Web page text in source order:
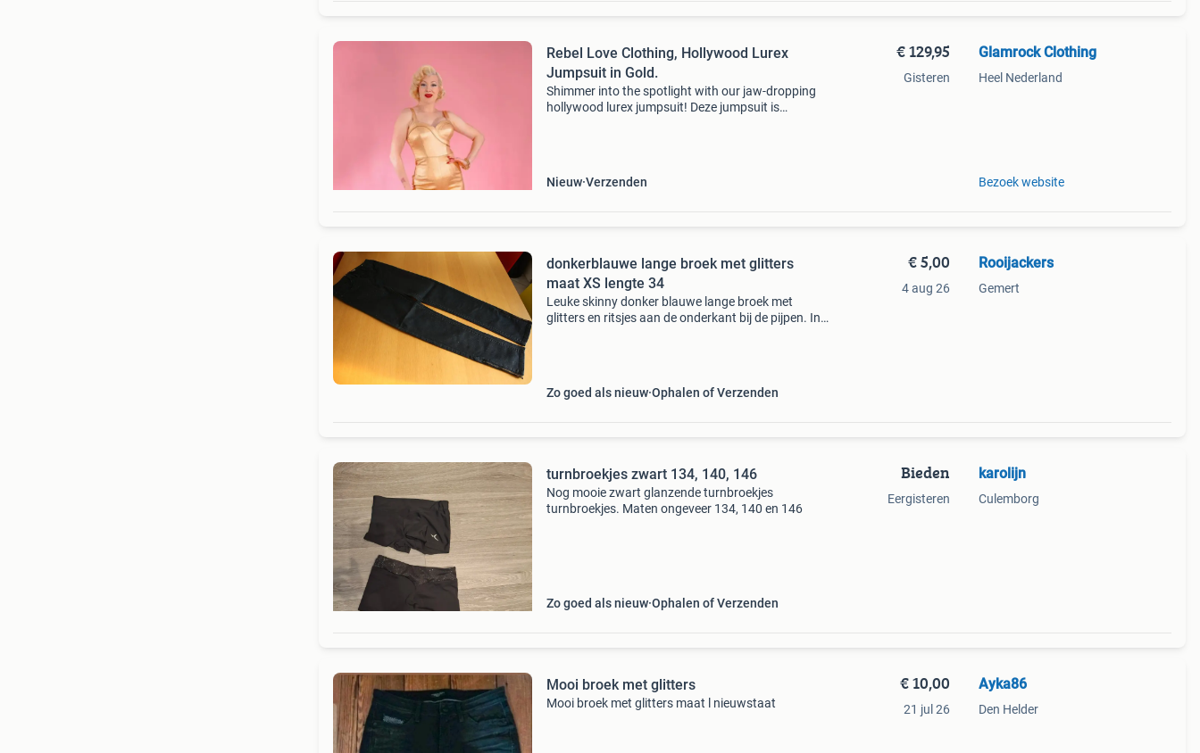
Rebel Love Clothing, Hollywood Lurex
Jumpsuit in Gold.
Shimmer into the spotlight with our jaw-dropping
hollywood lurex jumpsuit! Deze jumpsuit is
Nieuw Verzenden
€ 129,95
Gisteren
Glamrock Clothing
Heel Nederland
Bezoek website
donkerblauwe lange broek met glitters
maat XS lengte 34
Leuke skinny donker blauwe lange broek met
glitters en ritsjes aan de onderkant bij de pijpen. In
Zo goed als nieuw Ophalen of Verzenden
€ 5,00
4 aug 26
Rooijackers
Gemert
turnbroekjes zwart 134, 140, 146
Nog mooie zwart glanzende turnbroekjes
turnbroekjes. Maten ongeveer 134, 140 en 146
Zo goed als nieuw Ophalen of Verzenden
Bieden
Eergisteren
karolijn
Culemborg
Mooi broek met glitters
Mooi broek met glitters maat l nieuwstaat
€ 10,00
21 jul 26
Ayka86
Den Helder